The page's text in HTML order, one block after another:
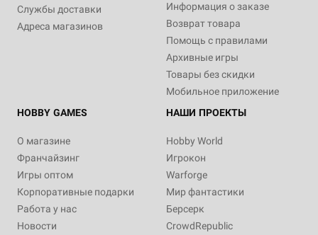
Службы доставки
Адреса магазинов
Информация о заказе
Возврат товара
Помощь с правилами
Архивные игры
Товары без скидки
Мобильное приложение
HOBBY GAMES
О магазине
Франчайзинг
Игры оптом
Корпоративные подарки
Работа у нас
Новости
НАШИ ПРОЕКТЫ
Hobby World
Игрокон
Warforge
Мир фантастики
Берсерк
CrowdRepublic